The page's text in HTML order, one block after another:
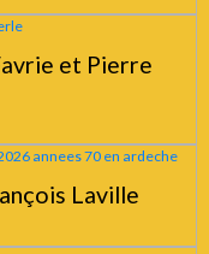
et Pierre
Laville